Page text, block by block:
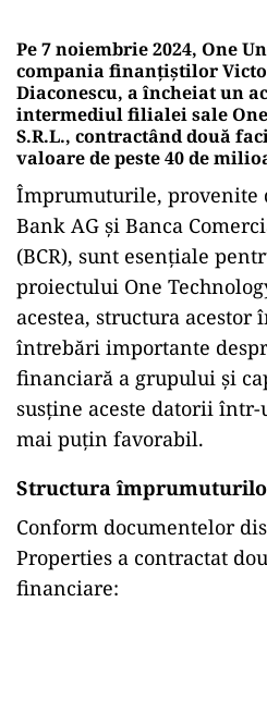
Pe 7 noiembrie 2024, One
compania finanțiștilor
Diaconescu, a încheiat un
intermediul filialei sale
S.R.L., contractând două
valoare de peste 40 de
Împrumuturile, provenite
Bank AG și Banca
(BCR), sunt esențiale
proiectului One
acestea, structura
întrebări importante
financiară a grupului și
susține aceste datorii
mai puțin favorabil.
Structura
Conform documentelor
Properties a contractat
financiare: